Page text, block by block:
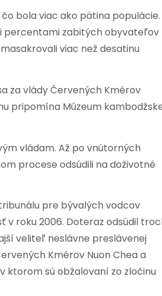
bola viac ako pätina populácie.
percentami zabitých obyvateľov
viac než desatinu
za vlády Červených Kmérov
pripomína Múzeum
vládam. Až po vnútorných
procese odsúdili na doživotné
pre bývalých vodcov
v roku 2006. Doteraz odsúdil
veliteľ neslávne preslávenej
Kmérov Nuon Chea a
ktorom sú obžalovaní zo zločinu